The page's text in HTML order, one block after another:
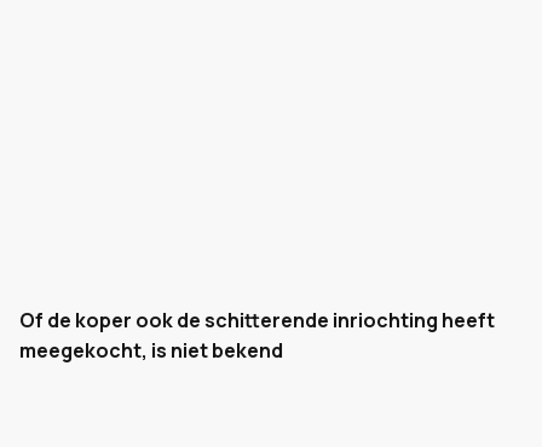
Of de koper ook de schitterende inriochting heeft
meegekocht, is niet bekend